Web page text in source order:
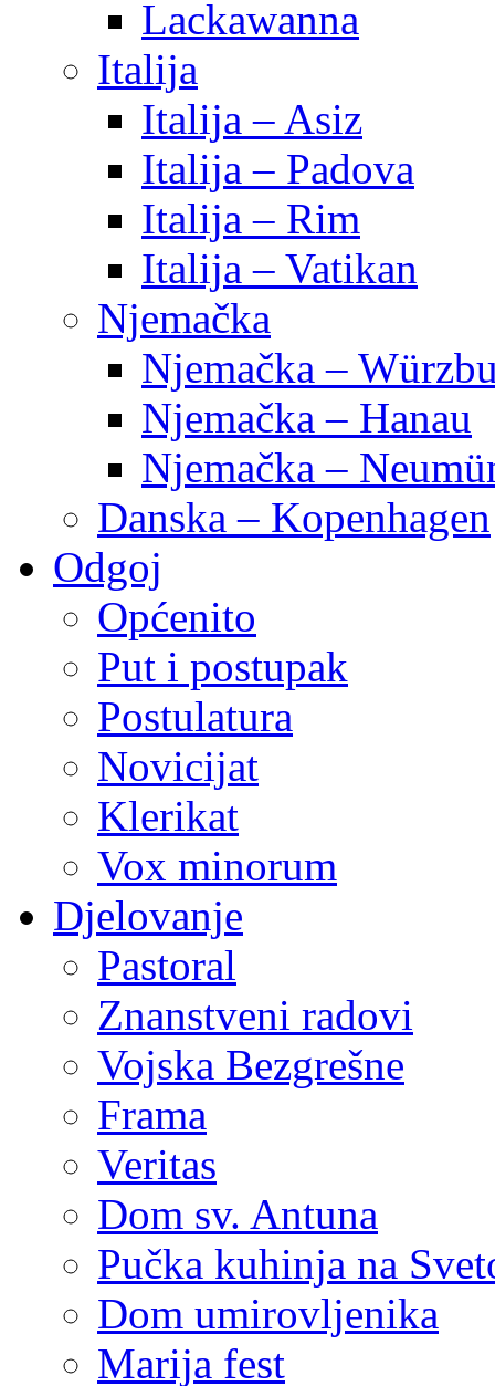
Lackawanna
Italija
Italija – Asiz
Italija – Padova
Italija – Rim
Italija – Vatikan
Njemačka
Njemačka –
Njemačka – Hanau
Njemačka –
Danska – Kopenhagen
Odgoj
Općenito
Put i postupak
Postulatura
Novicijat
Klerikat
Vox minorum
Djelovanje
Pastoral
Znanstveni radovi
Vojska Bezgrešne
Frama
Veritas
Dom sv. Antuna
Pučka kuhinja na
Dom umirovljenika
Marija fest